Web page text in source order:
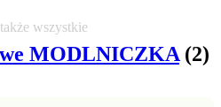
wszystkie
MODLNICZKA(2)